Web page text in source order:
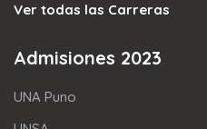
Ver todas las Carreras
Admisiones 2023
UNA Puno